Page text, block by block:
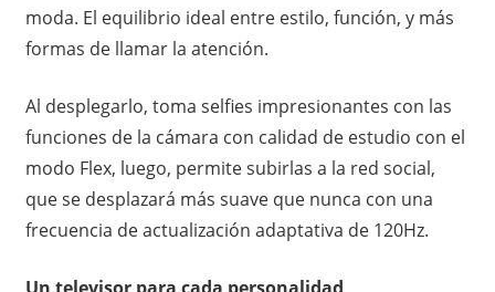
moda. El equilibrio ideal entre estilo, función, y más
formas de llamar la atención.
Al desplegarlo, toma selfies impresionantes con las
funciones de la cámara con calidad de estudio con el
modo Flex, luego, permite subirlas a la red social,
que se desplazará más suave que nunca con una
frecuencia de actualización adaptativa de 120Hz.
Un televisor para cada personalidad